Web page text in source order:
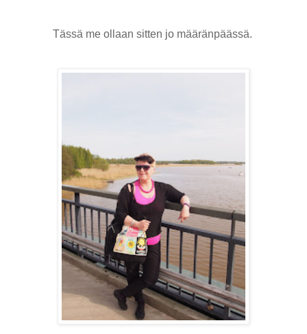
Tässä me ollaan sitten jo määränpäässä.